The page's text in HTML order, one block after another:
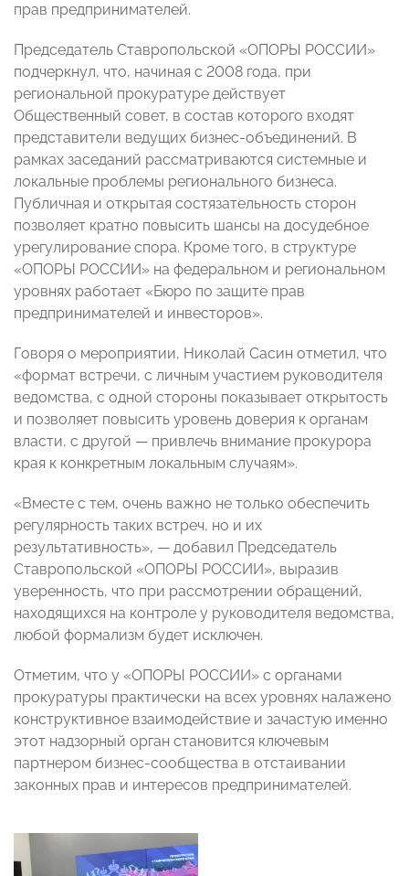
прав предпринимателей.
Председатель Ставропольской «ОПОРЫ РОССИИ»
подчеркнул, что, начиная с 2008 года, при
региональной прокуратуре действует
Общественный совет, в состав которого входят
представители ведущих бизнес-объединений. В
рамках заседаний рассматриваются системные и
локальные проблемы регионального бизнеса.
Публичная и открытая состязательность сторон
позволяет кратно повысить шансы на досудебное
урегулирование спора. Кроме того, в структуре
«ОПОРЫ РОССИИ» на федеральном и региональном
уровнях работает «Бюро по защите прав
предпринимателей и инвесторов».
Говоря о мероприятии, Николай Сасин отметил, что
«формат встречи, с личным участием руководителя
ведомства, с одной стороны показывает открытость
и позволяет повысить уровень доверия к органам
власти, с другой — привлечь внимание прокурора
края к конкретным локальным случаям».
«Вместе с тем, очень важно не только обеспечить
регулярность таких встреч, но и их
результативность», — добавил Председатель
Ставропольской «ОПОРЫ РОССИИ», выразив
уверенность, что при рассмотрении обращений,
находящихся на контроле у руководителя ведомства,
любой формализм будет исключен.
Отметим, что у «ОПОРЫ РОССИИ» с органами
прокуратуры практически на всех уровнях налажено
конструктивное взаимодействие и зачастую именно
этот надзорный орган становится ключевым
партнером бизнес-сообщества в отстаивании
законных прав и интересов предпринимателей.